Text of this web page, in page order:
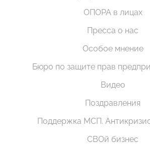
ОПОРА в лицах
Пресса о нас
Особое мнение
Бюро по защите прав
Видео
Поздравления
Поддержка МСП.
СВОй бизнес